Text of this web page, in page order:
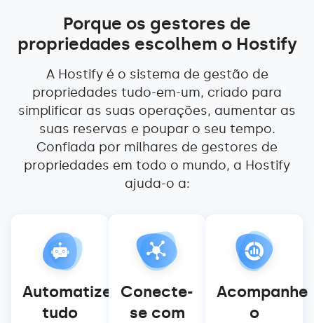
Porque os gestores de
propriedades escolhem o Hostify
A Hostify é o sistema de gestão de
propriedades tudo-em-um, criado para
simplificar as suas operações, aumentar as
suas reservas e poupar o seu tempo.
Confiada por milhares de gestores de
propriedades em todo o mundo, a Hostify
ajuda-o a:
Automatize
tudo
Conecte-
se com
Acompanhe
o